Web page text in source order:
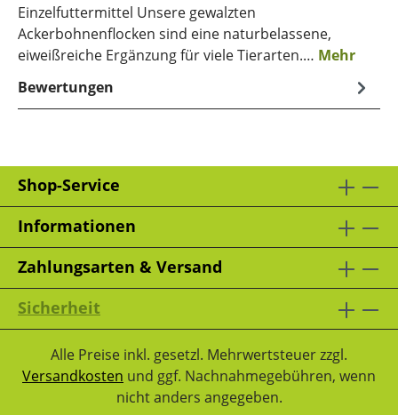
Einzelfuttermittel Unsere gewalzten
Ackerbohnenflocken sind eine naturbelassene,
eiweißreiche Ergänzung für viele Tierarten.… Mehr
Bewertungen
Shop-Service
Informationen
Zahlungsarten & Versand
Sicherheit
Alle Preise inkl. gesetzl. Mehrwertsteuer zzgl.
Versandkosten und ggf. Nachnahmegebühren, wenn
nicht anders angegeben.